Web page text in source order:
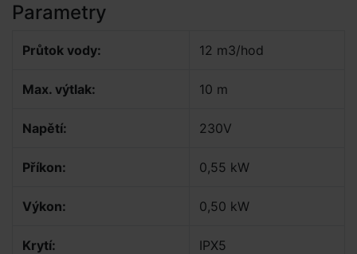
Parametry
Průtok vody: 12 m3/hod
Max. výtlak: 10 m
Napětí: 230V
Příkon: 0,55 kW
Výkon: 0,50 kW
Krytí: IPX5